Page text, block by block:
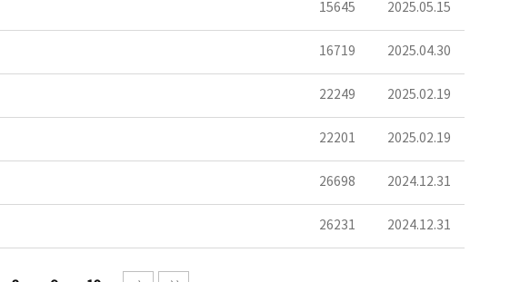
15645 2025.05.15
16719 2025.04.30
22249 2025.02.19
22201 2025.02.19
26698 2024.12.31
26231 2024.12.31